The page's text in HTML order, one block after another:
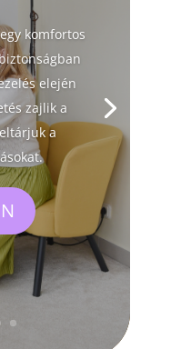
komfortos
elején
zajlik a
a